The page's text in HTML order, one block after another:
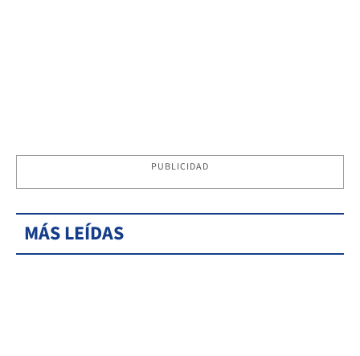
PUBLICIDAD
MÁS LEÍDAS